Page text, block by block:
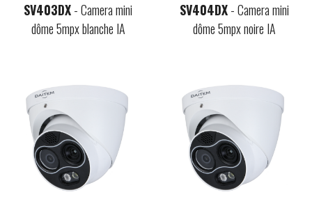
SV403DX- Camera mini
dôme 5mpx blanche IA
SV404DX- Camera mini
dôme 5mpx noire IA